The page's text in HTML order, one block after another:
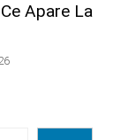
Apare La